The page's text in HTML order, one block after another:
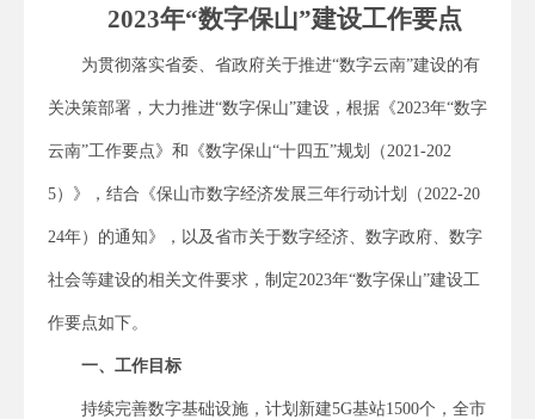
2023年“数字保山”建设工作要点
为贯彻落实省委、省政府关于推进“数字云南”建设的有
关决策部署，大力推进“数字保山”建设，根据《2023年“数字
云南”工作要点》和《数字保山“十四五”规划（2021-202
5）》，结合《保山市数字经济发展三年行动计划（2022-20
24年）的通知》，以及省市关于数字经济、数字政府、数字
社会等建设的相关文件要求，制定2023年“数字保山”建设工
作要点如下。
一、工作目标
持续完善数字基础设施，计划新建5G基站1500个，全市